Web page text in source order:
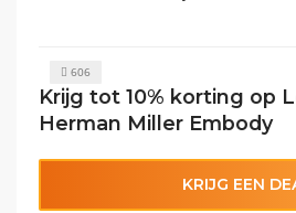
606
Krijg tot 10% korting op
Herman Miller Embody
KRIJG EEN